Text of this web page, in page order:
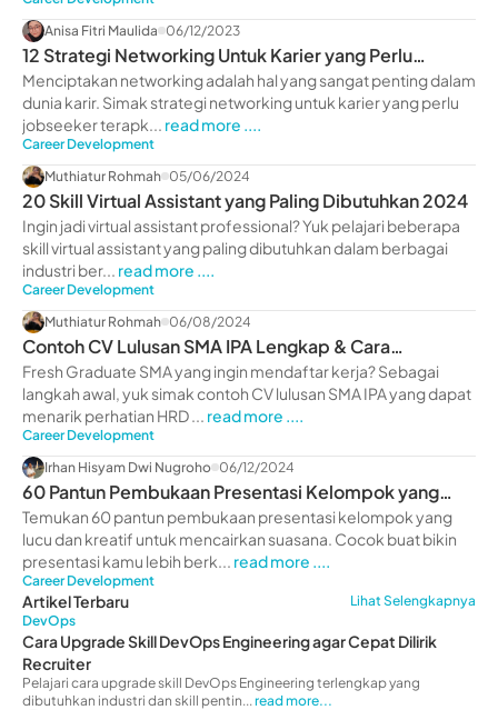
Anisa Fitri Maulida 06/12/2023
12 Strategi Networking Untuk Karier yang Perlu
Jobseeker Terapkan
Menciptakan networking adalah hal yang sangat penting dalam
dunia karir. Simak strategi networking untuk karier yang perlu
jobseeker terapk... read more ....
Career Development
Muthiatur Rohmah 05/06/2024
20 Skill Virtual Assistant yang Paling Dibutuhkan 2024
Ingin jadi virtual assistant professional? Yuk pelajari beberapa
skill virtual assistant yang paling dibutuhkan dalam berbagai
industri ber... read more ....
Career Development
Muthiatur Rohmah 06/08/2024
Contoh CV Lulusan SMA IPA Lengkap & Cara
Membuatnya 2024
Fresh Graduate SMA yang ingin mendaftar kerja? Sebagai
langkah awal, yuk simak contoh CV lulusan SMA IPA yang dapat
menarik perhatian HRD ... read more ....
Career Development
Irhan Hisyam Dwi Nugroho 06/12/2024
60 Pantun Pembukaan Presentasi Kelompok yang
Lucu
Temukan 60 pantun pembukaan presentasi kelompok yang
lucu dan kreatif untuk mencairkan suasana. Cocok buat bikin
presentasi kamu lebih berk... read more ....
Career Development
Artikel Terbaru
Lihat Selengkapnya
DevOps
Cara Upgrade Skill DevOps Engineering agar Cepat Dilirik
Recruiter
Pelajari cara upgrade skill DevOps Engineering terlengkap yang
dibutuhkan industri dan skill pentin... read more...